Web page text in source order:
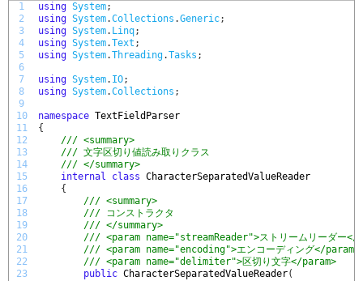
1
2
3
4
5
6
7
8
9
10
11
12
13
14
15
16
17
18
19
20
21
22
23
using System;
using System.Collections .Generic;
using System. Linq;
using System.Text ;
using System.Threading.Tasks ;
using System. IO;
using System.Collections ;
namespace TextFieldParser
{
/// <summary>
/// 文字区切り値読み取りクラス
/// </summary>
internal
class CharacterSeparatedValueReader
{
/// <summary>
/// コンストラクタ
/// </summary>
/// <param name="streamReader">ストリームリーダー</
/// <param name="encoding">エンコーディング</param>
/// <param name="delimiter">区切り文字</param>
public CharacterSeparatedValueReader(